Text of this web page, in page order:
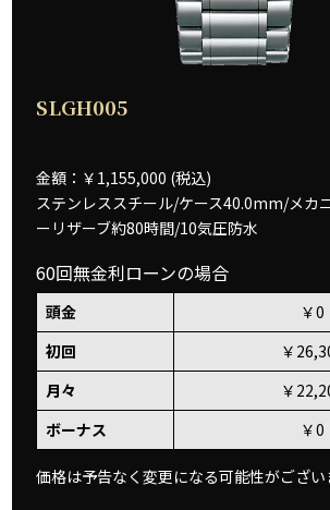
SLGH005
金額：￥1,155,000 (税込)
ステンレススチール/ケース40.0mm/メカ
ーリザーブ約80時間/10気圧防水
60回無金利ローンの場合
頭金
￥0
初回
￥
月々
￥
ボーナス
￥0
価格は予告なく変更になる可能性がござい